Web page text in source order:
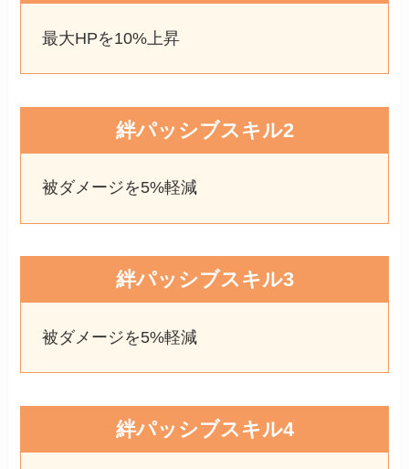
最大HPを10%上昇
絆パッシブスキル2
被ダメージを5%軽減
絆パッシブスキル3
被ダメージを5%軽減
絆パッシブスキル4